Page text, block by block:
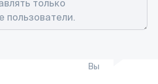
Вы